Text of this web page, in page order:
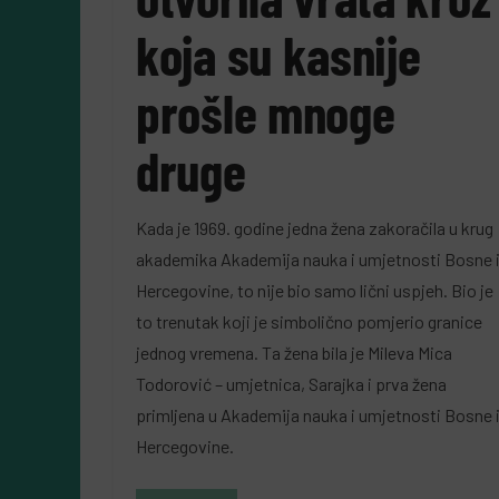
koja su kasnije
prošle mnoge
druge
Kada je 1969. godine jedna žena zakoračila u krug
akademika Akademija nauka i umjetnosti Bosne i
Hercegovine, to nije bio samo lični uspjeh. Bio je
to trenutak koji je simbolično pomjerio granice
jednog vremena. Ta žena bila je Mileva Mica
Todorović – umjetnica, Sarajka i prva žena
primljena u Akademija nauka i umjetnosti Bosne i
Hercegovine.